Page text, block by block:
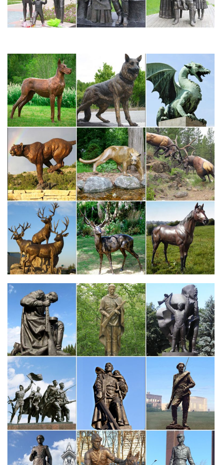
Дом Подарка – статуэтки собак, фигурки собак купить
недорого…
"Дом Подарка" – только качественные и очень красивые.
Купить Фигурки сувенирные собаки оптом по цене от 13 руб…
Интернет-магазин SIMA-LAND.RU – Фигурки сувенирные
собаки купить по цене опта от 13 руб. 424 SKU в наличии от
производителя с доставкой.Символ года (Собака) 2732.Химия
для сада и огорода 565. Одежда и обувь 1476. Садовый
инвентарь 1959.
Купить фигурки с символом 2018, фигурки собаки
Фигурки – Символ 2018 года. СортировкаФигурки с символом
2018 г., года Cобаки. Оптовый заказ — от 7 000 руб.
Фигурки и статуэтки Собак купить – символ 2018 года
Фигурки и статуэтки Собаки символ 2018 года купить в Москве
с доставкой по всей России и самовывозом из магазина
Decores Flores.СОБАКА СИМВОЛ 2018 года фигурки и
статуэтки. Сначала.
Статуэтки собак, купить фигурку собаки в интернет-магазине…
Интернет-магазин Lares.ru предлагает Вам купить фигурку
собаки по низким ценам. В нашем каталоге вы можете
выбрать статуэтки собак с доставкой по Москве, а также всей
России.Дача и сад.
Статуэтки собак цены от 58.00 руб. Статуэтки собак купить…
Статуэтки собак, более 1212 моделей в каталоге. Статуэтки
собак в Москве с быстрой доставкой по России, фото,
характеристики товара.Фигурка "Собака", длина 24см, высота
17смЧугун.
Фигурки и статуэтки собак купить в Екатеринбурге.
Фигурки и статуэтки собак в Екатеринбурге. Вы выбрали:
Поиск: собака.Увеличить. Сувенир «Собака Дружок», символ
года, гжель.